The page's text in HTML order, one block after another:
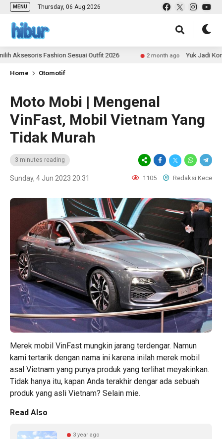
MENU Thursday, 06 Aug 2026
Fashion Sesuai Outfit 2026 2 month ago Yuk Jadi Kontributor
Home Otomotif
Moto Mobi | Mengenal
VinFast, Mobil Vietnam Yang
Tidak Murah
3 minutes reading
Sunday, 4 Jun 2023 20:31 1105 Redaksi Kece
Merek mobil VinFast mungkin jarang terdengar. Namun
kami tertarik dengan nama ini karena inilah merek mobil
asal Vietnam yang punya produk yang terlihat meyakinkan.
Tidak hanya itu, kapan Anda terakhir dengar ada sebuah
produk yang asli Vietnam? Selain mie.
Read Also
3 year ago